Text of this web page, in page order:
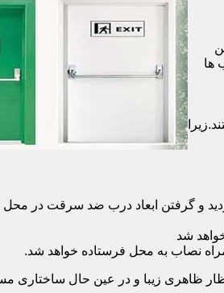
ها
و گرفتن ابعاد درب ضد سرقت در
شد
نصاب به محل فرستاده خواهد شد.
ظاهری زیبا و در عین حال ساختاری